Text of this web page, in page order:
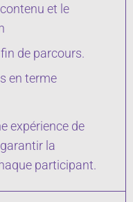
et le
de parcours.
en terme
expérience de
la
participant.